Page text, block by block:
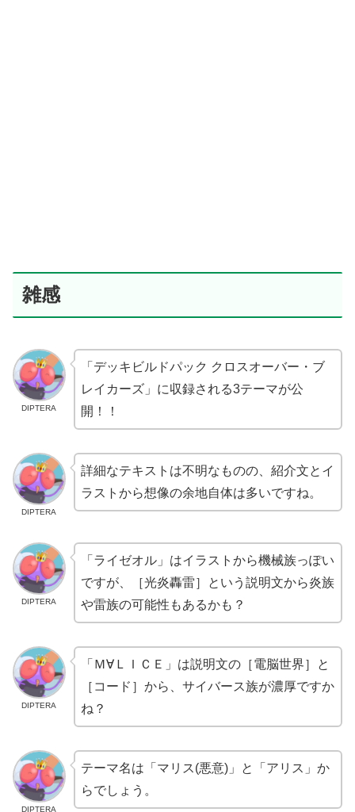
雑感
DIPTERA
「デッキビルドパック クロスオーバー・ブ
レイカーズ」に収録される3テーマが公
開！！
DIPTERA
詳細なテキストは不明なものの、紹介文とイ
ラストから想像の余地自体は多いですね。
DIPTERA
「ライゼオル」はイラストから機械族っぽい
ですが、［光炎轟雷］という説明文から炎族
や雷族の可能性もあるかも？
DIPTERA
「Ｍ∀ＬＩＣＥ」は説明文の［電脳世界］と
［コード］から、サイバース族が濃厚ですか
ね？
DIPTERA
テーマ名は「マリス(悪意)」と「アリス」か
らでしょう。